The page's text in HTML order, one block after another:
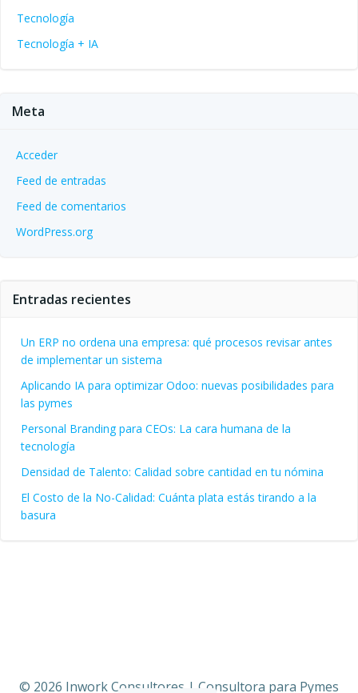
Tecnología
Tecnología + IA
Meta
Acceder
Feed de entradas
Feed de comentarios
WordPress.org
Entradas recientes
Un ERP no ordena una empresa: qué procesos revisar antes
de implementar un sistema
Aplicando IA para optimizar Odoo: nuevas posibilidades para
las pymes
Personal Branding para CEOs: La cara humana de la
tecnología
Densidad de Talento: Calidad sobre cantidad en tu nómina
El Costo de la No-Calidad: Cuánta plata estás tirando a la
basura
© 2026 Inwork Consultores | Consultora para Pymes